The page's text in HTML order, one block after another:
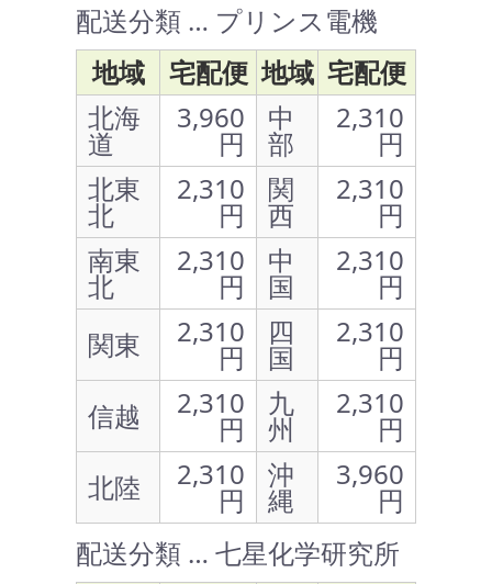
配送分類 … プリンス電機
地域
宅配便 地域 宅配便
北海
道
3,960
円
中
部
2,310
円
北東
北
2,310
円
関
西
2,310
円
南東
北
2,310
円
中
国
2,310
円
関東
2,310
円
四
国
2,310
円
信越
2,310
円
九
州
2,310
円
北陸
2,310
円
沖
縄
3,960
円
配送分類 … 七星化学研究所